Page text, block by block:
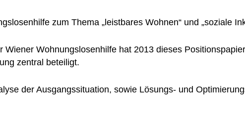
zum Thema „leistbares Wohnen“ und „soziale
Wiener Wohnungslosenhilfe hat 2013 dieses
zentral beteiligt.
der Ausgangssituation, sowie Lösungs- und